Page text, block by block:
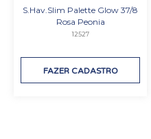
S.Hav.Slim Palette Glow 37/8
Rosa Peonia
12527
FAZER CADASTRO